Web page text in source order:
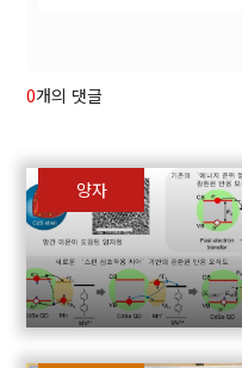
0개의 댓글
양자